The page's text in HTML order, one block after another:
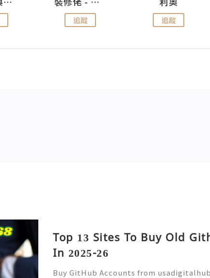
追蹤 追蹤
Top 13 Sites To Buy Old
In 2025-26
Buy GitHub Accounts from